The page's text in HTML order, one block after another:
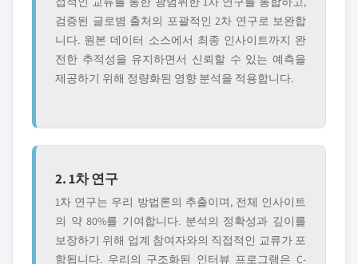
검증된 글로볌 출처의 포괄적인 2차 연구로 보완합
니다. 원본 데이터 소스에서 최종 인사이트까지 완
전한 추적성을 유지하면서 신뢰할 수 있는 예측을
제공하기 위해 정량화된 영향 분석을 적용합니다.
2. 1차 연구
1차 연구는 우리 방법론의 추출이며, 전체 인사이트
의 약 80%를 기여합니다. 분석의 정확성과 깊이를
보장하기 위해 업계 참여자와의 직접적인 교류가 포
함됩니다. 우리의 구조화된 인터뷰 프로그램은 C-